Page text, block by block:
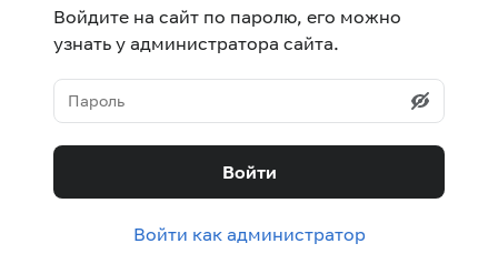
Войдите на сайт по паролю, его можно
узнать у администратора сайта.
Войти
Войти как администратор